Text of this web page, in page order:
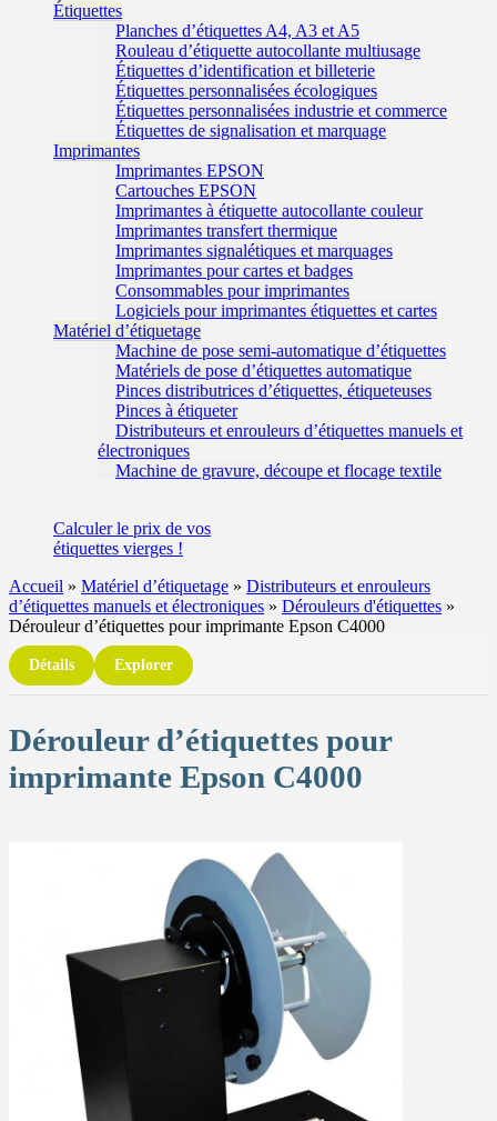
Étiquettes
Planches d’étiquettes A4, A3 et A5
Rouleau d’étiquette autocollante multiusage
Étiquettes d’identification et billeterie
Étiquettes personnalisées écologiques
Étiquettes personnalisées industrie et commerce
Étiquettes de signalisation et marquage
Imprimantes
Imprimantes EPSON
Cartouches EPSON
Imprimantes à étiquette autocollante couleur
Imprimantes transfert thermique
Imprimantes signalétiques et marquages
Imprimantes pour cartes et badges
Consommables pour imprimantes
Logiciels pour imprimantes étiquettes et cartes
Matériel d’étiquetage
Machine de pose semi-automatique d’étiquettes
Matériels de pose d’étiquettes automatique
Pinces distributrices d’étiquettes, étiqueteuses
Pinces à étiqueter
Distributeurs et enrouleurs d’étiquettes manuels et
électroniques
Machine de gravure, découpe et flocage textile
Calculerle prix de vos
étiquettes vierges !
Accueil » Matériel d’étiquetage » Distributeurs et enrouleurs
d’étiquettes manuels et électroniques » Dérouleurs d'étiquettes »
Dérouleur d’étiquettes pour imprimante Epson C4000
Détails Explorer
Dérouleur d’étiquettes pour
imprimante Epson C4000